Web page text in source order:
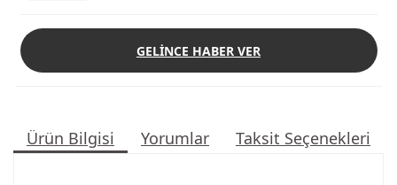
GELİNCE HABER VER
Ürün Bilgisi Yorumlar Taksit Seçenekleri